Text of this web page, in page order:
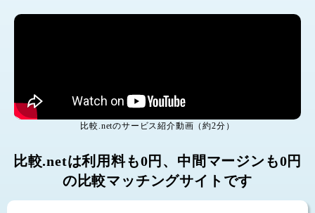
比較.netのサービス紹介動画（約2分）
比較.netは利用料も0円、中間マージンも0円
の比較マッチングサイトです
個人輸入代行
群馬県前橋市
探偵事務所・興信所